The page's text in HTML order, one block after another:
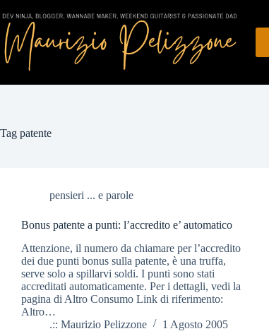
al
contenuto
Tag patente
pensieri ... e parole
Bonus patente a punti: l’accredito e’ automatico
Attenzione, il numero da chiamare per l’accredito
dei due punti bonus sulla patente, è una truffa,
serve solo a spillarvi soldi. I punti sono stati
accreditati automaticamente. Per i dettagli, vedi la
pagina di Altro Consumo Link di riferimento:
Altro…
.:: Maurizio Pelizzone
1 Agosto 2005